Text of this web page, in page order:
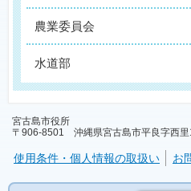
農業委員会
水道部
宮古島市役所
〒906-8501 沖縄県宮古島市平良字西里
使用条件・個人情報の取扱い お